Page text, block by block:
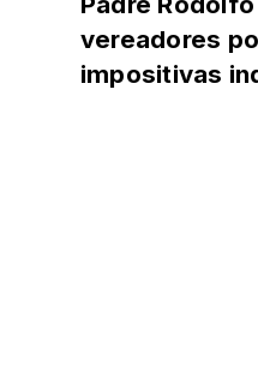
vereadores
impositivas